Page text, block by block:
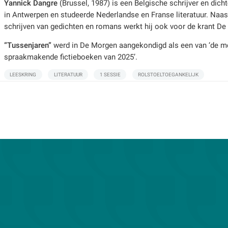
Yannick Dangre (Brussel, 1987) is een Belgische schrijver en
in Antwerpen en studeerde Nederlandse en Franse literatuur.
schrijven van gedichten en romans werkt hij ook voor de krant De
“Tussenjaren” werd in De Morgen aangekondigd als een van ‘de
spraakmakende fictieboeken van 2025’.
LEESKRING LITERATUUR 1 SESSIE ROLSTOELTOEGANKELIJK